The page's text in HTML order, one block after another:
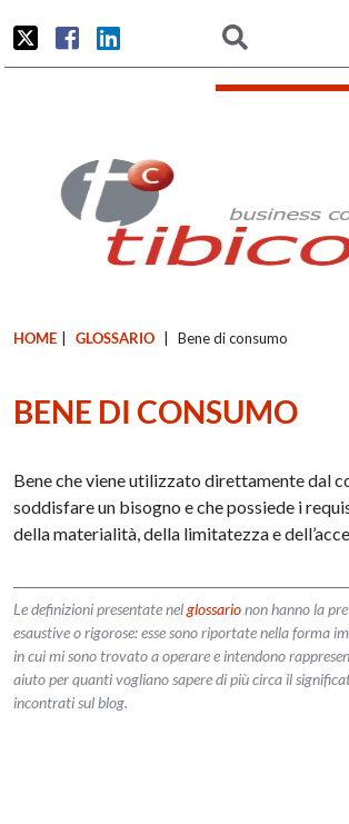
HOME GLOSSARIO Bene di consumo
BENE DI CONSUMO
Bene che viene utilizzato direttamente dal
soddisfare un bisogno e che possiede i
della materialità, della limitatezza e
Le definizioni presentate nelglossarionon hanno la
esaustive o rigorose: esse sono riportate nella forma
in cui mi sono trovato a operare e intendono
aiuto per quanti vogliano sapere di più circa il
incontrati sul blog.